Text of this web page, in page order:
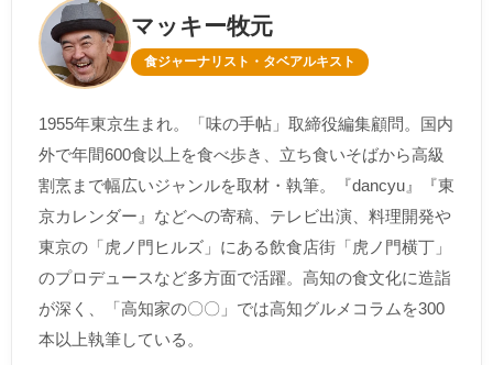
マッキー牧元
食ジャーナリスト・タベアルキスト
1955年東京生まれ。「味の手帖」取締役編集顧問。国内
外で年間600食以上を食べ歩き、立ち食いそばから高級
割烹まで幅広いジャンルを取材・執筆。『dancyu』『東
京カレンダー』などへの寄稿、テレビ出演、料理開発や
東京の「虎ノ門ヒルズ」にある飲食店街「虎ノ門横丁」
のプロデュースなど多方面で活躍。高知の食文化に造詣
が深く、「高知家の〇〇」では高知グルメコラムを300
本以上執筆している。